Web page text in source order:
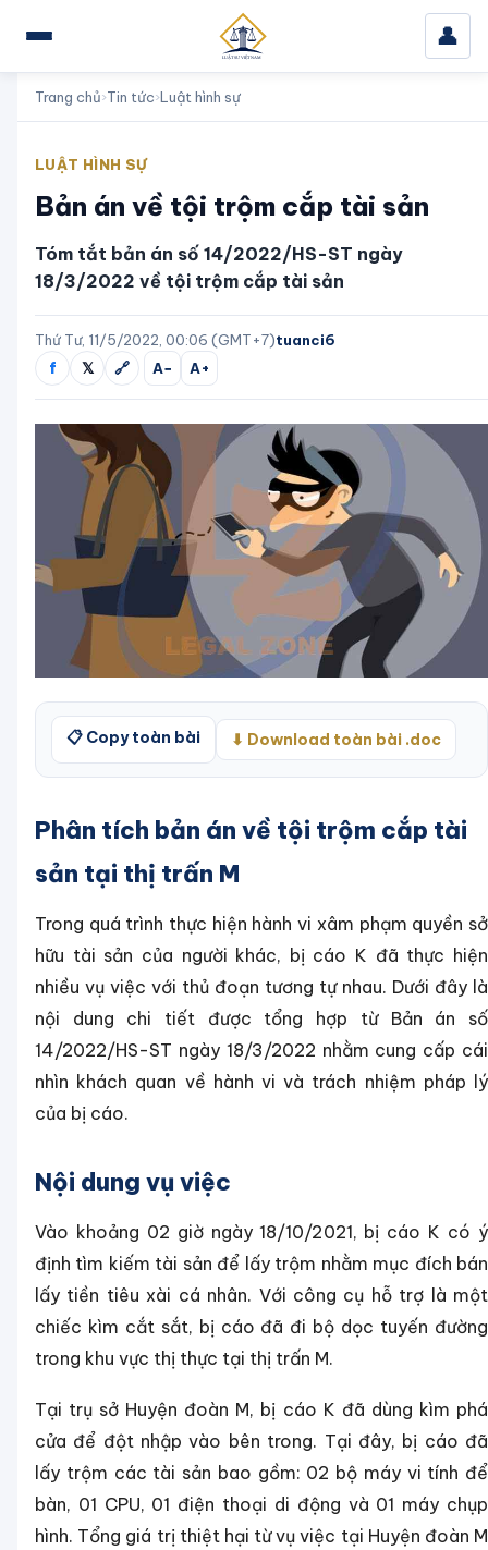
👤
Trang chủ›Tin tức›Luật hình sự
LUẬT HÌNH SỰ
Bản án về tội trộm cắp tài sản
Tóm tắt bản án số 14/2022/HS-ST ngày
18/3/2022 về tội trộm cắp tài sản
Thứ Tư, 11/5/2022, 00:06 (GMT+7)tuanci6
f 𝕏 🔗 A− A+
📋 Copy toàn bài ⬇ Download toàn bài .doc
Phân tích bản án về tội trộm cắp tài
sản tại thị trấn M
Trong quá trình thực hiện hành vi xâm phạm quyền sở
hữu tài sản của người khác, bị cáo K đã thực hiện
nhiều vụ việc với thủ đoạn tương tự nhau. Dưới đây là
nội dung chi tiết được tổng hợp từ Bản án số
14/2022/HS-ST ngày 18/3/2022 nhằm cung cấp cái
nhìn khách quan về hành vi và trách nhiệm pháp lý
của bị cáo.
Nội dung vụ việc
Vào khoảng 02 giờ ngày 18/10/2021, bị cáo K có ý
định tìm kiếm tài sản để lấy trộm nhằm mục đích bán
lấy tiền tiêu xài cá nhân. Với công cụ hỗ trợ là một
chiếc kìm cắt sắt, bị cáo đã đi bộ dọc tuyến đường
trong khu vực thị thực tại thị trấn M.
Tại trụ sở Huyện đoàn M, bị cáo K đã dùng kìm phá
cửa để đột nhập vào bên trong. Tại đây, bị cáo đã
lấy trộm các tài sản bao gồm: 02 bộ máy vi tính để
bàn, 01 CPU, 01 điện thoại di động và 01 máy chụp
hình. Tổng giá trị thiệt hại từ vụ việc tại Huyện đoàn M